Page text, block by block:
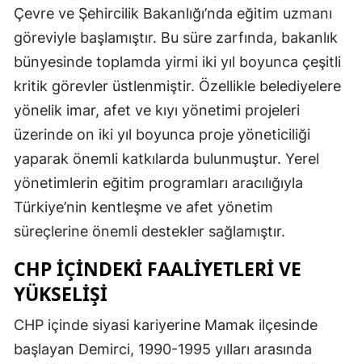
Çevre ve Şehircilik Bakanlığı’nda eğitim uzmanı
göreviyle başlamıştır. Bu süre zarfında, bakanlık
bünyesinde toplamda yirmi iki yıl boyunca çeşitli
kritik görevler üstlenmiştir. Özellikle belediyelere
yönelik imar, afet ve kıyı yönetimi projeleri
üzerinde on iki yıl boyunca proje yöneticiliği
yaparak önemli katkılarda bulunmuştur. Yerel
yönetimlerin eğitim programları aracılığıyla
Türkiye’nin kentleşme ve afet yönetim
süreçlerine önemli destekler sağlamıştır.
CHP İÇINDEKI FAALIYETLERI VE
YÜKSELIŞI
CHP içinde siyasi kariyerine Mamak ilçesinde
başlayan Demirci, 1990-1995 yılları arasında